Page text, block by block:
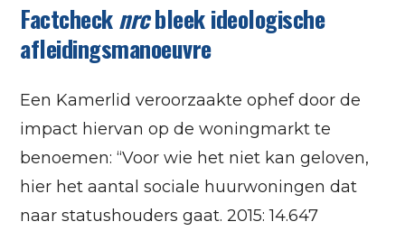
Factchecknrcbleek ideologische
afleidingsmanoeuvre
Een Kamerlid veroorzaakte ophef door de
impact hiervan op de woningmarkt te
benoemen: “Voor wie het niet kan geloven,
hier het aantal sociale huurwoningen dat
naar statushouders gaat. 2015: 14.647